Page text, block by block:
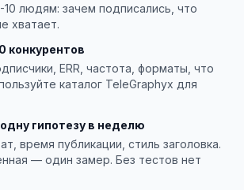
людям: зачем подписались, что
хватает.
конкурентов
ERR, частота, форматы, что
каталог TeleGraphyx для
гипотезу в неделю
время публикации, стиль заголовка.
— один замер. Без тестов нет